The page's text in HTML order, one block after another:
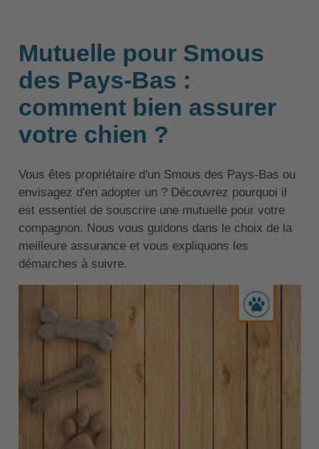
Mutuelle pour Smous
des Pays-Bas :
comment bien assurer
votre chien ?
Vous êtes propriétaire d'un Smous des Pays-Bas ou
envisagez d'en adopter un ? Découvrez pourquoi il
est essentiel de souscrire une mutuelle pour votre
compagnon. Nous vous guidons dans le choix de la
meilleure assurance et vous expliquons les
démarches à suivre.